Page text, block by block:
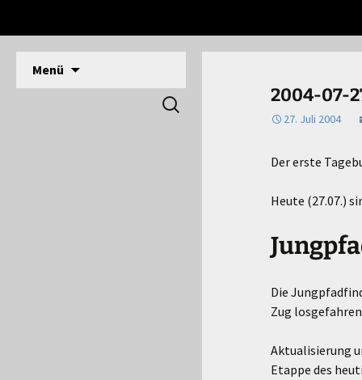
Pfadfinder Langerwehe
DPSG Stamm Langerwehe, Deutsche
Menü
Suchen
nach:
2004-07-
27. Juli 2004
Der erste
Heute (27.07.)
Die
Zug
Aktualisierung
Etappe des